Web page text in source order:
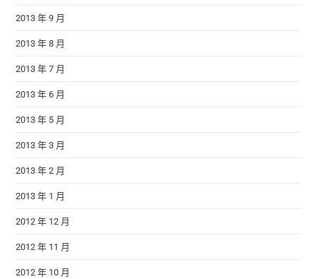
2013 年 9 月
2013 年 8 月
2013 年 7 月
2013 年 6 月
2013 年 5 月
2013 年 3 月
2013 年 2 月
2013 年 1 月
2012 年 12 月
2012 年 11 月
2012 年 10 月